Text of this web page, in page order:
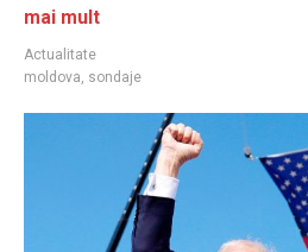
mai mult
Actualitate
moldova, sondaje